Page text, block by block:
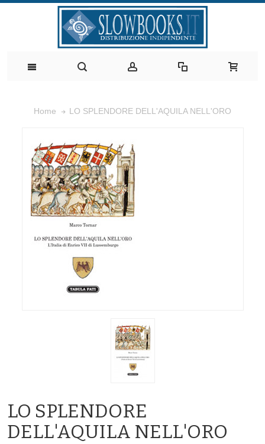
Home LO SPLENDORE DELL'AQUILA NELL'ORO
LO SPLENDORE
DELL'AQUILA NELL'ORO